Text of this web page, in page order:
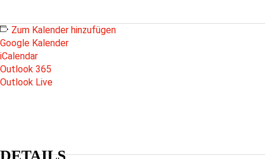
Zum Kalender hinzufügen
Google Kalender
iCalendar
Outlook 365
Outlook Live